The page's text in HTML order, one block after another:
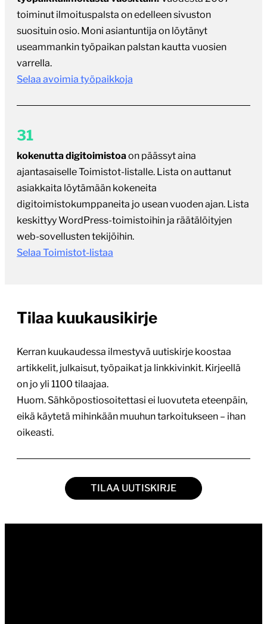
toiminut ilmoituspalsta on edelleen sivuston
suosituin osio. Moni asiantuntija on löytänyt
useammankin työpaikan palstan kautta vuosien
varrella.
Selaa avoimia työpaikkoja
31
kokenutta digitoimistoaon päässyt aina
ajantasaiselle Toimistot-listalle. Lista on auttanut
asiakkaita löytämään kokeneita
digitoimistokumppaneita jo usean vuoden ajan. Lista
keskittyy WordPress-toimistoihin ja räätälöityjen
web-sovellusten tekijöihin.
Selaa Toimistot-listaa
Tilaa kuukausikirje
Kerran kuukaudessa ilmestyvä uutiskirje koostaa
artikkelit, julkaisut, työpaikat ja linkkivinkit. Kirjeellä
on jo yli 1100 tilaajaa.
Huom. Sähköpostiosoitettasi ei luovuteta eteenpäin,
eikä käytetä mihinkään muuhun tarkoitukseen – ihan
oikeasti.
TILAA UUTISKIRJE